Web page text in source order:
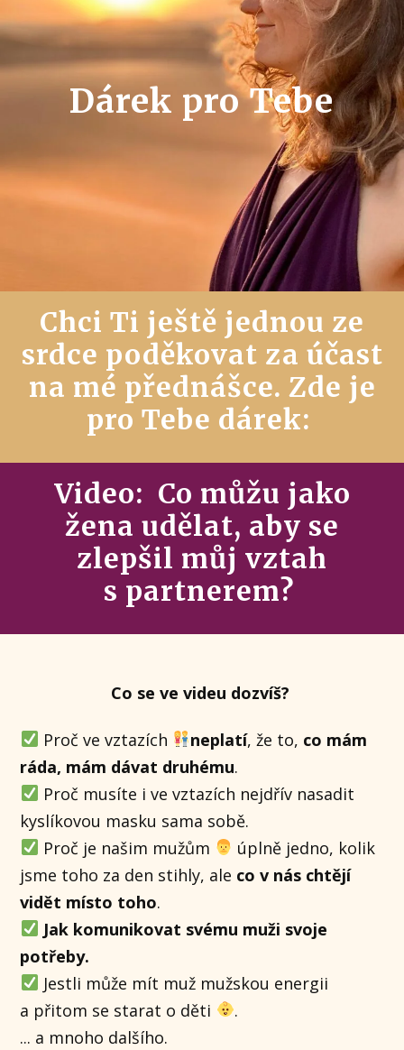
Dárek pro Tebe
Chci Ti ještě jednou ze
srdce poděkovat za účast
na mé přednášce. Zde je
pro Tebe dárek:
Video: Co můžu jako
žena udělat, aby se
zlepšil můj vztah
s partnerem?
Co se ve videu dozvíš?
Proč ve vztazích neplatí, že to, co mám
ráda, mám dávat druhému.
Proč musíte i ve vztazích nejdřív nasadit
kyslíkovou masku sama sobě.
Proč je našim mužům
úplně jedno, kolik
jsme toho za den stihly, ale co v nás chtějí
vidět místo toho.
Jak komunikovat svému muži svoje
potřeby.
Jestli může mít muž mužskou energii
a přitom se starat o děti
.
... a mnoho dalšího.